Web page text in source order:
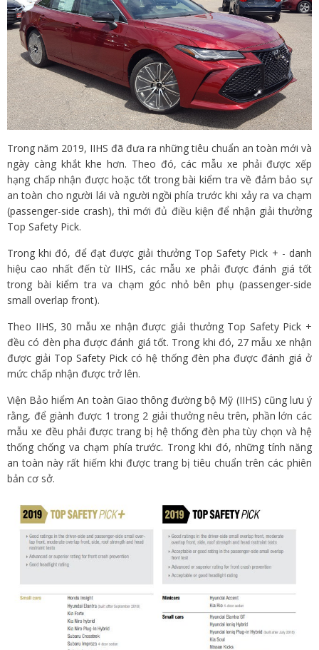
Trong năm 2019, IIHS đã đưa ra những tiêu chuẩn an toàn mới và
ngày càng khắt khe hơn. Theo đó, các mẫu xe phải được xếp
hạng chấp nhận được hoặc tốt trong bài kiểm tra về đảm bảo sự
an toàn cho người lái và người ngồi phía trước khi xảy ra va chạm
(passenger-side crash), thì mới đủ điều kiện để nhận giải thưởng
Top Safety Pick.
Trong khi đó, để đạt được giải thưởng Top Safety Pick + - danh
hiệu cao nhất đến từ IIHS, các mẫu xe phải được đánh giá tốt
trong bài kiểm tra va chạm góc nhỏ bên phụ (passenger-side
small overlap front).
Theo IIHS, 30 mẫu xe nhận được giải thưởng Top Safety Pick +
đều có đèn pha được đánh giá tốt. Trong khi đó, 27 mẫu xe nhận
được giải Top Safety Pick có hệ thống đèn pha được đánh giá ở
mức chấp nhận được trở lên.
Viện Bảo hiểm An toàn Giao thông đường bộ Mỹ (IIHS) cũng lưu ý
rằng, để giành được 1 trong 2 giải thưởng nêu trên, phần lớn các
mẫu xe đều phải được trang bị hệ thống đèn pha tùy chọn và hệ
thống chống va chạm phía trước. Trong khi đó, những tính năng
an toàn này rất hiếm khi được trang bị tiêu chuẩn trên các phiên
bản cơ sở.